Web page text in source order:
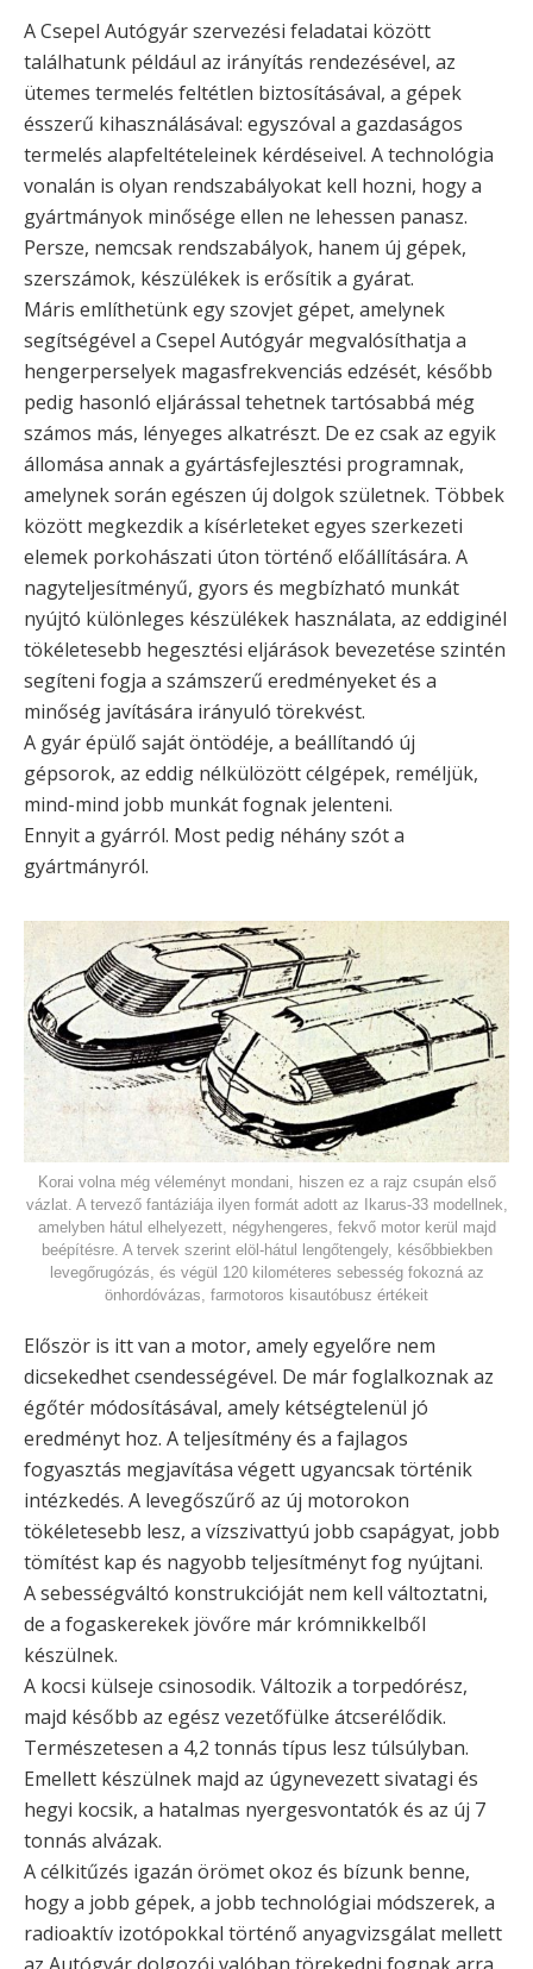
A Csepel Autógyár szervezési feladatai között
találhatunk például az irányítás rendezésével, az
ütemes termelés feltétlen biztosításával, a gépek
ésszerű kihasználásával: egyszóval a gazdaságos
termelés alapfeltételeinek kérdéseivel. A technológia
vonalán is olyan rendszabályokat kell hozni, hogy a
gyártmányok minősége ellen ne lehessen panasz.
Persze, nemcsak rendszabályok, hanem új gépek,
szerszámok, készülékek is erősítik a gyárat.
Máris említhetünk egy szovjet gépet, amelynek
segítségével a Csepel Autógyár megvalósíthatja a
hengerperselyek magasfrekvenciás edzését, később
pedig hasonló eljárással tehetnek tartósabbá még
számos más, lényeges alkatrészt. De ez csak az egyik
állomása annak a gyártásfejlesztési programnak,
amelynek során egészen új dolgok születnek. Többek
között megkezdik a kísérleteket egyes szerkezeti
elemek porkohászati úton történő előállítására. A
nagyteljesítményű, gyors és megbízható munkát
nyújtó különleges készülékek használata, az eddiginél
tökéletesebb hegesztési eljárások bevezetése szintén
segíteni fogja a számszerű eredményeket és a
minőség javítására irányuló törekvést.
A gyár épülő saját öntödéje, a beállítandó új
gépsorok, az eddig nélkülözött célgépek, reméljük,
mind-mind jobb munkát fognak jelenteni.
Ennyit a gyárról. Most pedig néhány szót a
gyártmányról.
Korai volna még véleményt mondani, hiszen ez a rajz csupán első
vázlat. A tervező fantáziája ilyen formát adott az Ikarus-33 modellnek,
amelyben hátul elhelyezett, négyhengeres, fekvő motor kerül majd
beépítésre. A tervek szerint elöl-hátul lengőtengely, későbbiekben
levegőrugózás, és végül 120 kilométeres sebesség fokozná az
önhordóvázas, farmotoros kisautóbusz értékeit
Először is itt van a motor, amely egyelőre nem
dicsekedhet csendességével. De már foglalkoznak az
égőtér módosításával, amely kétségtelenül jó
eredményt hoz. A teljesítmény és a fajlagos
fogyasztás megjavítása végett ugyancsak történik
intézkedés. A levegőszűrő az új motorokon
tökéletesebb lesz, a vízszivattyú jobb csapágyat, jobb
tömítést kap és nagyobb teljesítményt fog nyújtani.
A sebességváltó konstrukcióját nem kell változtatni,
de a fogaskerekek jövőre már krómnikkelből
készülnek.
A kocsi külseje csinosodik. Változik a torpedórész,
majd később az egész vezetőfülke átcserélődik.
Természetesen a 4,2 tonnás típus lesz túlsúlyban.
Emellett készülnek majd az úgynevezett sivatagi és
hegyi kocsik, a hatalmas nyergesvontatók és az új 7
tonnás alvázak.
A célkitűzés igazán örömet okoz és bízunk benne,
hogy a jobb gépek, a jobb technológiai módszerek, a
radioaktív izotópokkal történő anyagvizsgálat mellett